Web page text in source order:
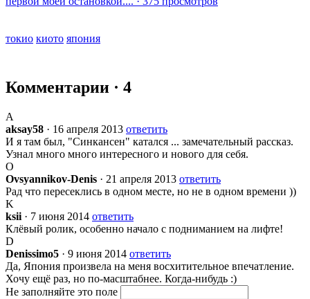
токио киото япония
Комментарии · 4
A
aksay58 · 16 апреля 2013 ответить
И я там был, "Синкансен" катался ... замечательный рассказ.
Узнал много много интересного и нового для себя.
O
Ovsyannikov-Denis · 21 апреля 2013 ответить
Рад что пересеклись в одном месте, но не в одном времени ))
K
ksii · 7 июня 2014 ответить
Клёвый ролик, особенно начало с подниманием на лифте!
D
Denissimo5 · 9 июня 2014 ответить
Да, Япония произвела на меня восхитительное впечатление.
Хочу ещё раз, но по-масштабнее. Когда-нибудь :)
Не заполняйте это поле